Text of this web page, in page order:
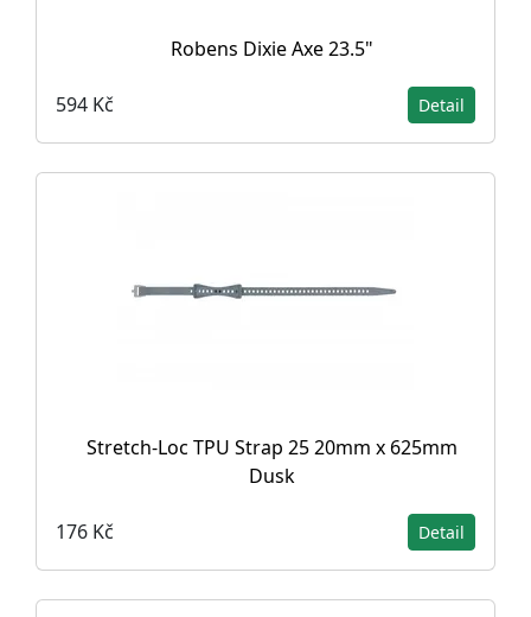
Robens Dixie Axe 23.5"
594 Kč Detail
Stretch-Loc TPU Strap 25 20mm x 625mm
Dusk
176 Kč Detail